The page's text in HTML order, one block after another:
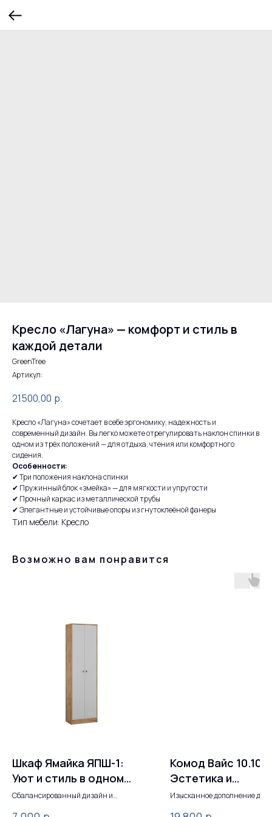
Кресло «Лагуна» — комфорт и стиль в
каждой детали
GreenTree
Артикул:
21500,00 р.
Кресло «Лагуна» сочетает в себе эргономику, надежность и
современный дизайн. Вы легко можете отрегулировать наклон спинки в
одном из трёх положений — для отдыха, чтения или комфортного
сидения.
Особенности:
✔ Три положения наклона спинки
✔ Пружинный блок «змейка» — для мягкости и упругости
✔ Прочный каркас из металлической трубы
✔ Элегантные и устойчивые опоры из гнутоклеёной фанеры
Тип мебели: Кресло
Возможно вам понравится
Шкаф Ямайка ЯПШ-1:
Уют и стиль в одном
решении
Сбалансированный дизайн и
Комод Вайс 10.104:
Эстетика и
Изысканное дополнение для